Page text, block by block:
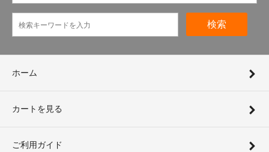
検索
ホーム
カートを見る
ご利用ガイド